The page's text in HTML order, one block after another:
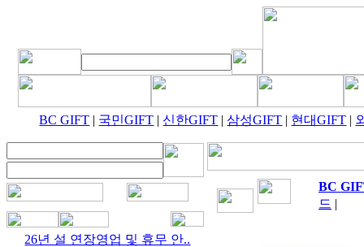
BC GIFT | 국민GIFT | 신한GIFT |삼성GIFT | 현대GIFT |
26년 설 연장영업 및 휴무 안..
BC
드 |